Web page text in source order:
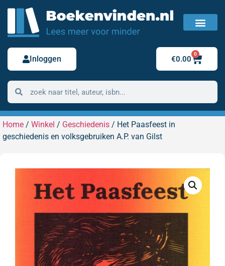
Inloggen €0.00
0
Home / Winkel / Geschiedenis / Het Paasfeest in
geschiedenis en volksgebruiken A.P. van Gilst